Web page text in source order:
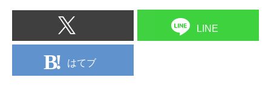
LINE
はてブ